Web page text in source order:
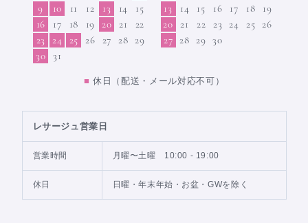
9
10 11 12 13 14
15
16
17 18 19 20 21
22
23
24 25 26 27 28 29
30
31
13
14 15 16 17 18
19
20
21 22 23 24 25 26
27 28 29 30
■ 休日（配送・メール対応不可）
レサージュ営業日
営業時間 月曜〜土曜 10:00 - 19:00
休日 日曜・年末年始・お盆・GWを除く